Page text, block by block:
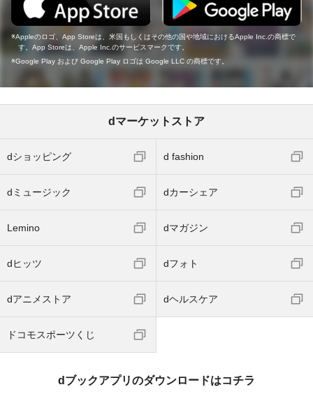
Appleのロゴ、App Storeは、米国もしくはその他の国や地域におけるApple Inc.の商標で
す。App Storeは、Apple Inc.のサービスマークです。
Google Play および Google Play ロゴは Google LLC の商標です。
dマーケットストア
dショッピング d fashion
dミュージック dカーシェア
Lemino dマガジン
dヒッツ dフォト
dアニメストア dヘルスケア
ドコモスポーツくじ
dブックアプリのダウンロードはコチラ